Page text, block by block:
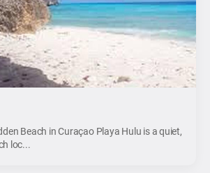
Beach in Curaçao Playa Hulu is a quiet,
loc...